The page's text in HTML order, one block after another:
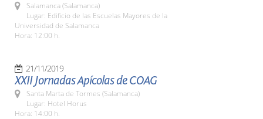
Salamanca (Salamanca)
Lugar: Edificio de las Escuelas Mayores de la
Universidad de Salamanca
Hora: 12:00 h.
21/11/2019
XXII Jornadas Apícolas de COAG
Santa Marta de Tormes (Salamanca)
Lugar: Hotel Horus
Hora: 14:00 h.